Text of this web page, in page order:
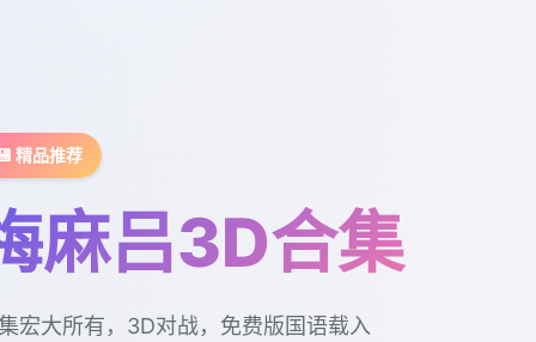
精品推荐
麻吕3D合集
宏大所有，3D对战，免费版国语载入